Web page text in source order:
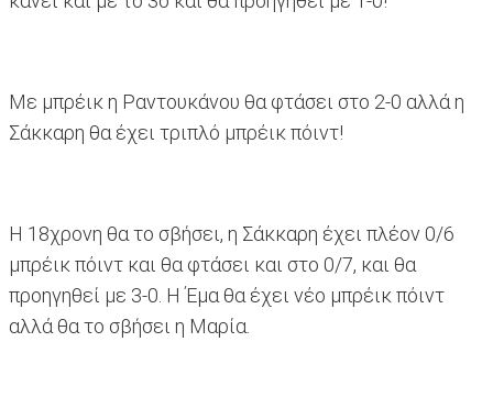
Με μπρέικ η Ραντουκάνου θα φτάσει στο 2-0 αλλά η
Σάκκαρη θα έχει τριπλό μπρέικ πόιντ!
Η 18χρονη θα το σβήσει, η Σάκκαρη έχει πλέον 0/6
μπρέικ πόιντ και θα φτάσει και στο 0/7, και θα
προηγηθεί με 3-0. Η Έμα θα έχει νέο μπρέικ πόιντ
αλλά θα το σβήσει η Μαρία.